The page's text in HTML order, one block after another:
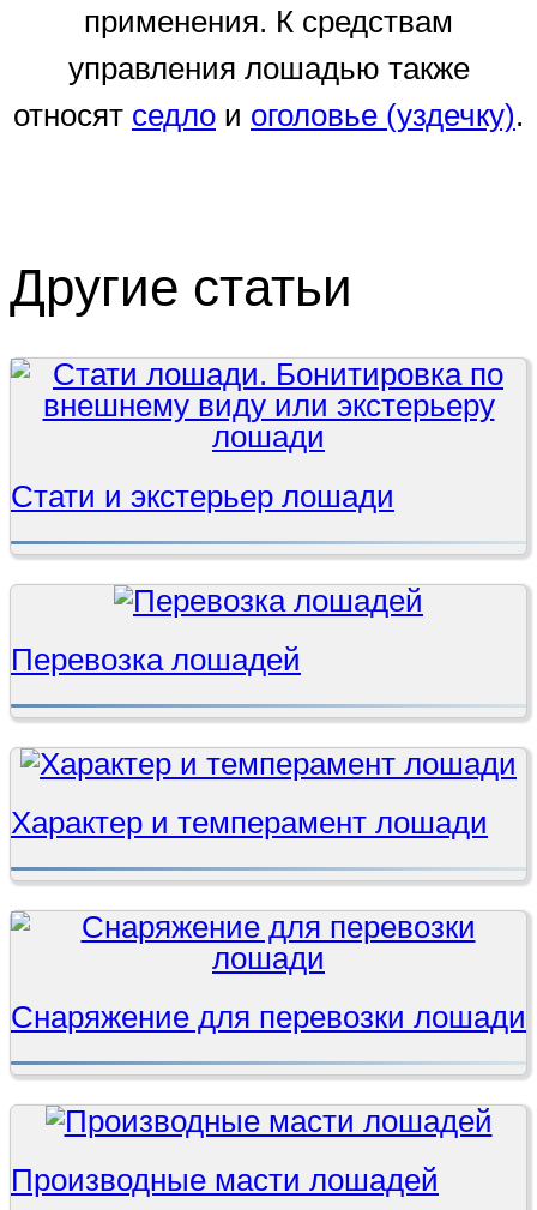
применения. К средствам
управления лошадью также
относят седло и оголовье (уздечку).
Другие статьи
Стати и экстерьер лошади
Перевозка лошадей
Характер и темперамент лошади
Снаряжение для перевозки лошади
Производные масти лошадей